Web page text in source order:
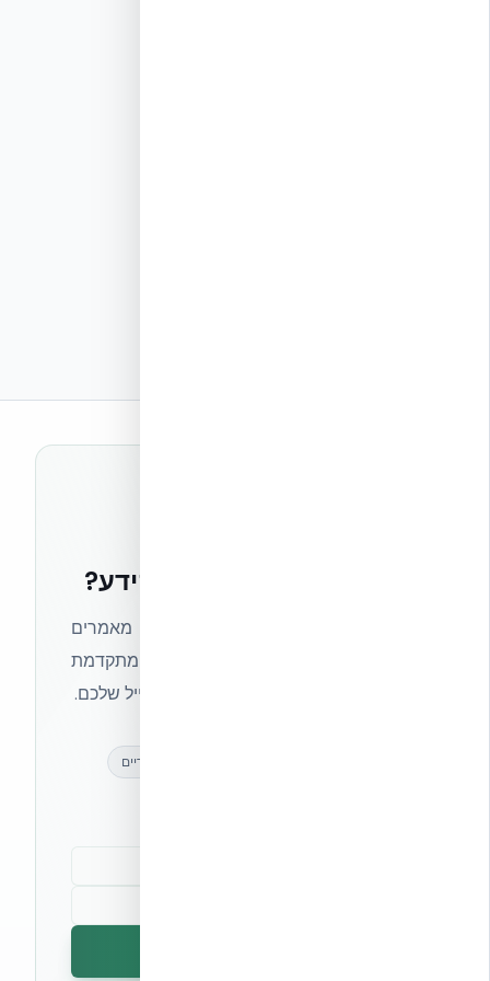
רוצים להישאר בחזית הידע?
הצטרפו לניוזלטר של אקובילד וקבלו מאמרים
מקצועיים, חדשות מעולם הבנייה המתקדמת
ועדכונים בלעדיים — ישירות לתיבת המייל שלכם.
עדכונים בלעדיים